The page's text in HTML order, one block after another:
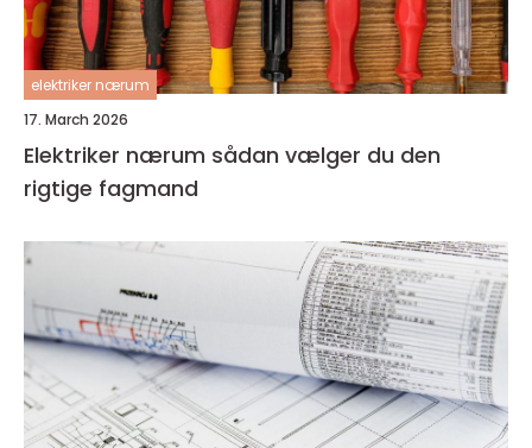
elektriker nærum
17. March 2026
Elektriker nærum sådan vælger du den
rigtige fagmand